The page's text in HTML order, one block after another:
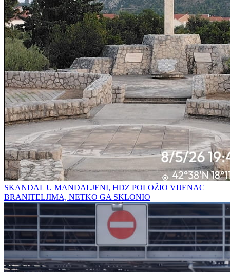
SKANDAL U MANDALJENI, HDZ POLOŽIO VIJENAC
BRANITELJIMA, NETKO GA SKLONIO